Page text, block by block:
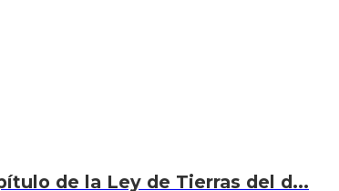
de la Ley de Tierras del d...